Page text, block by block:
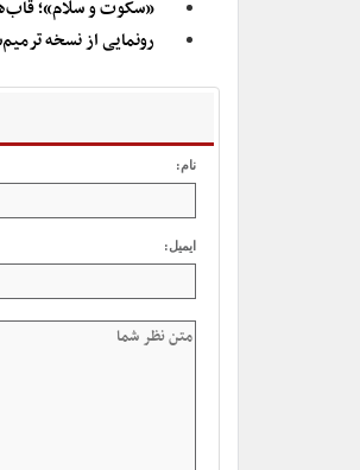
«سکوت و سلام»؛
رونمایی از نسخه
نام:
ایمیل: